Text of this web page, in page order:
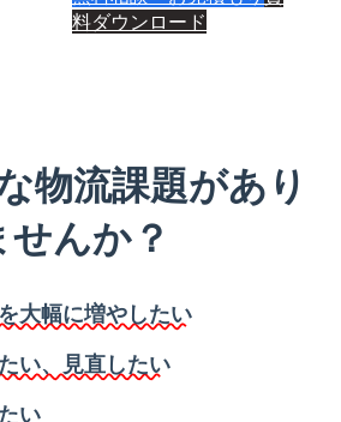
料ダウンロード
物流課題があり
せんか？
大幅に増やしたい
い、見直したい
い